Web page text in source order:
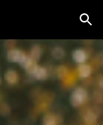
Skip to navigation